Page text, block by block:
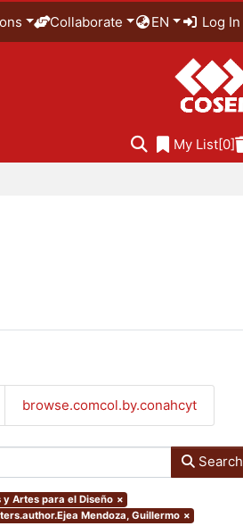
Collaborate EN Log In
My List[0]
browse.comcol.by.conahcyt
Search
Artes para el Diseño ×
Mendoza, Guillermo ×